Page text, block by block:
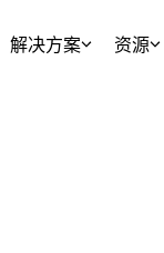
解决方案 资源